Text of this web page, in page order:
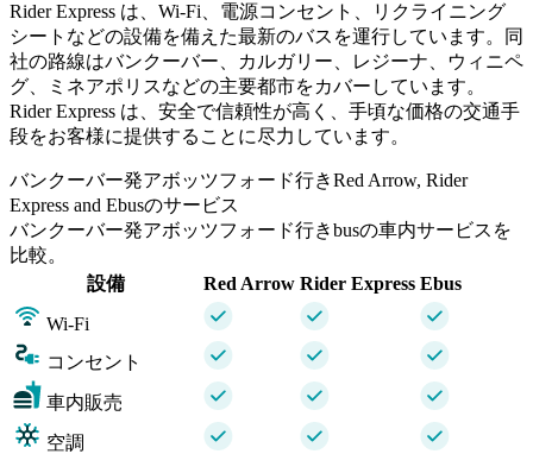
Rider Express は、Wi-Fi、電源コンセント、リクライニング
シートなどの設備を備えた最新のバスを運行しています。同
社の路線はバンクーバー、カルガリー、レジーナ、ウィニペ
グ、ミネアポリスなどの主要都市をカバーしています。
Rider Express は、安全で信頼性が高く、手頃な価格の交通手
段をお客様に提供することに尽力しています。
バンクーバー発アボッツフォード行きRed Arrow, Rider
Express and Ebusのサービス
バンクーバー発アボッツフォード行きbusの車内サービスを
比較。
設備
Red Arrow Rider Express Ebus
Wi-Fi
コンセント
車内販売
空調